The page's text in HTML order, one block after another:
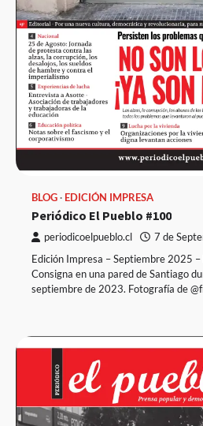
BLOG EDICIÓN IMPRESA
Periódico El Pueblo #100
periodicoelpueblo.cl 7 de
Edición Impresa – Septiembre 2025
Consigna en una pared de Santiago
septiembre de 2023. Fotografía de